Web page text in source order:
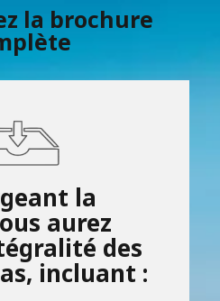
la brochure
la
aurez
des
incluant :